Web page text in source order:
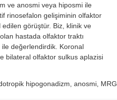
ve anosmi veya hiposmi ile
rinosefalon gelişiminin olfaktor
görüştür. Biz, klinik ve
hastada olfaktor traktı
değerlendirdik. Koronal
bilateral olfaktor sulkus aplazisi
hipogonadizm, anosmi, MRG